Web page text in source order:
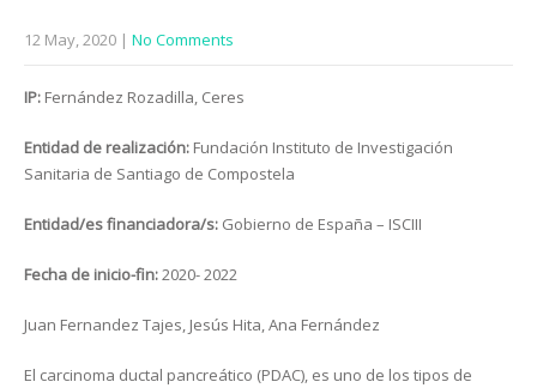
12 May, 2020 | No Comments
IP: Fernández Rozadilla, Ceres
Entidad de realización: Fundación Instituto de Investigación
Sanitaria de Santiago de Compostela
Entidad/es financiadora/s: Gobierno de España – ISCIII
Fecha de inicio-fin:2020- 2022
Juan Fernandez Tajes, Jesús Hita, Ana Fernández
El carcinoma ductal pancreático (PDAC), es uno de los tipos de